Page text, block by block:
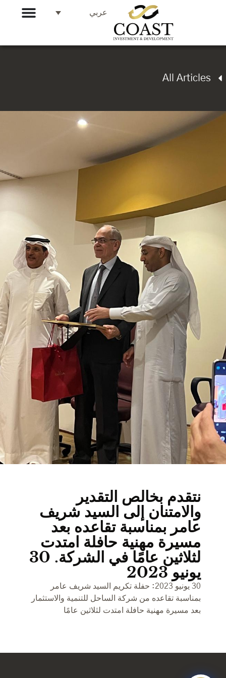
عربي
All Articles
نتقدم بخالص التقدير
والامتنان إلى السيد شريف
عامر بمناسبة تقاعده بعد
مسيرة مهنية حافلة امتدت
لثلاثين عامًا في الشركة. 30
يونيو 2023
30 يونيو 2023: حفلة تكريم السيد شريف عامر
بمناسبة تقاعده من شركة الساحل للتنمية والاستثمار
بعد مسيرة مهنية حافلة امتدت لثلاثين عامًا